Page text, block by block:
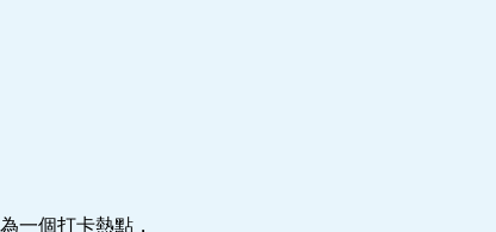
一個打卡熱點，